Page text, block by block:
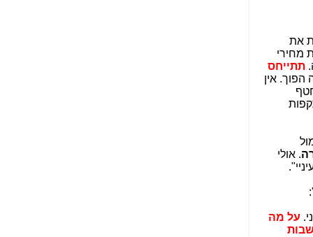
את
מחירי
תתייחס
אין
. אולי
על מה